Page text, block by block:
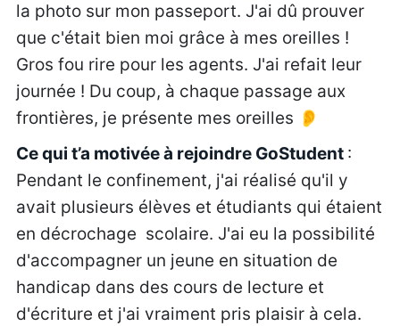
la photo sur mon passeport. J'ai dû prouver
que c'était bien moi grâce à mes oreilles !
Gros fou rire pour les agents. J'ai refait leur
journée ! Du coup, à chaque passage aux
frontières, je présente mes oreilles 👂
Ce qui t’a motivée à rejoindre GoStudent :
Pendant le confinement, j'ai réalisé qu'il y
avait plusieurs élèves et étudiants qui étaient
en décrochage scolaire. J'ai eu la possibilité
d'accompagner un jeune en situation de
handicap dans des cours de lecture et
d'écriture et j'ai vraiment pris plaisir à cela.